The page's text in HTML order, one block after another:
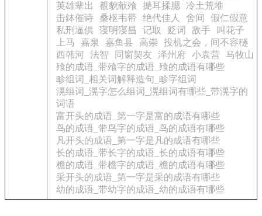
英雄辈出
覩貌献飱 撧耳揉腮
冷土荒堆
击鉢催诗
桑枢韦带 绝代佳人 舍间
假仁假意
私刑逼供 寖明寖昌 记取 贬词 敌手
叫花子
上马
嘉泉 嘉鱼县 高崇
投机之会，间不容穟
西韩河 法智 同窗契友 泽州府 小袁营
马牧山
飱的成语_带飱字的成语_飱的成语有哪些
畛组词_相关词解释造句_畛字组词
滉组词_滉字怎么组词_滉组词有哪些_带滉字的
词语
富开头的成语_第一字是富的成语有哪些
鸟的成语_带鸟字的成语_鸟的成语有哪些
凡开头的成语_第一字是凡的成语有哪些
长的成语_带长字的成语_长的成语有哪些
檐的成语_带檐字的成语_檐的成语有哪些
采开头的成语_第一字是采的成语有哪些
幼的成语_带幼字的成语_幼的成语有哪些